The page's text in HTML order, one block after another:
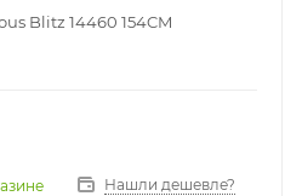
Blitz 14460 154CM
Нашли дешевле?